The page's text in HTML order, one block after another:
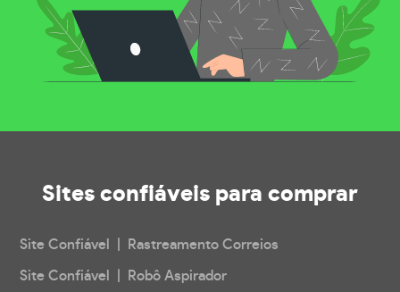
Sites confiáveis para comprar
Site Confiável | Rastreamento Correios
Site Confiável | Robô Aspirador